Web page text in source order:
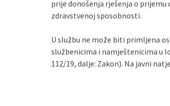
prije donošenja rješenja o
zdravstvenoj sposobnosti.
U službu ne može biti primljena
službenicima i namještenicima u
112/19, dalje: Zakon). Na javni